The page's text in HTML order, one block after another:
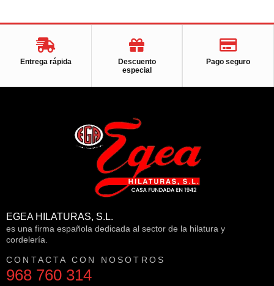
Entrega rápida
Descuento
especial
Pago seguro
EGEA HILATURAS, S.L.
es una firma española dedicada al sector de la hilatura y
cordelería.
CONTACTA CON NOSOTROS
968 760 314